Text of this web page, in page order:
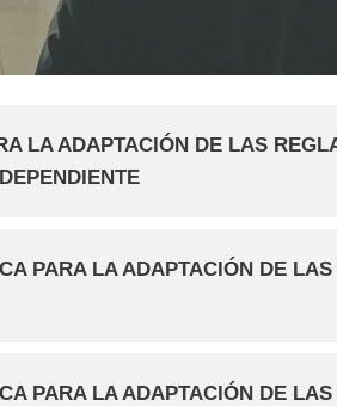
LA ADAPTACIÓN DE LAS
PARA LA ADAPTACIÓN DE
PARA LA ADAPTACIÓN DE